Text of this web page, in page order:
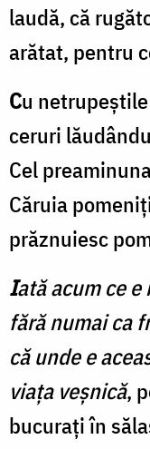
laudă, că
arătat, pentru
Cu
ceruri
Cel
Căruia
prăznuiesc
Iată acum ce
fără numai ca
că unde e
viaţa veşnică,
bucuraţi în